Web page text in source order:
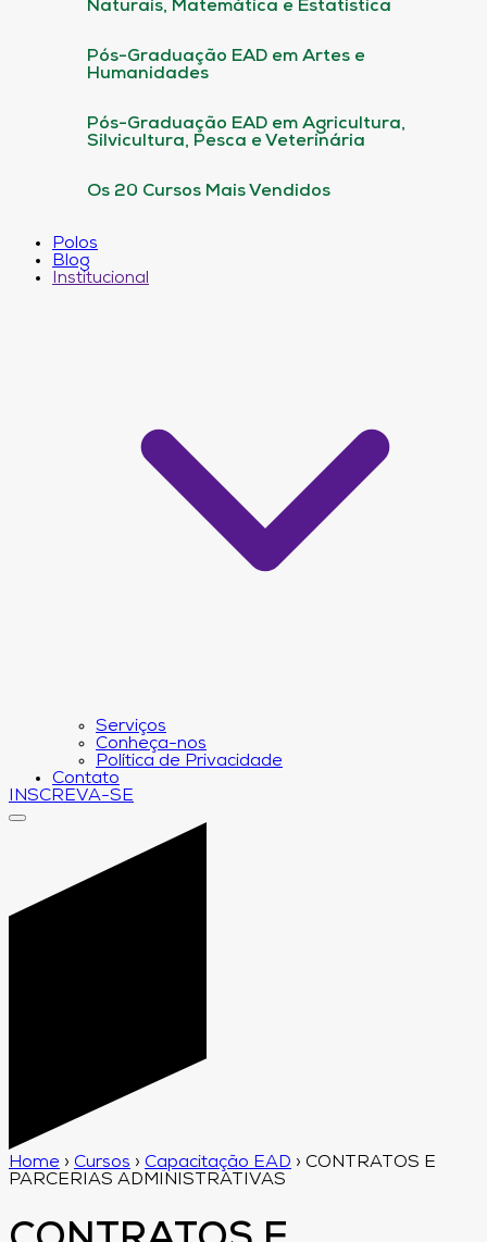
Naturais, Matemática e Estatística
Pós-Graduação EAD em Artes e
Humanidades
Pós-Graduação EAD em Agricultura,
Silvicultura, Pesca e Veterinária
Os 20 Cursos Mais Vendidos
Polos
Blog
Institucional
Serviços
Conheça-nos
Política de Privacidade
Contato
INSCREVA-SE
Home › Cursos › Capacitação EAD › CONTRATOS E
PARCERIAS ADMINISTRATIVAS